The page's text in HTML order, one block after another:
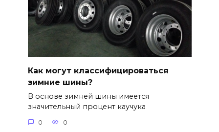
Как могут классифицироваться
зимние шины?
В основе зимней шины имеется
значительный процент каучука
0 0